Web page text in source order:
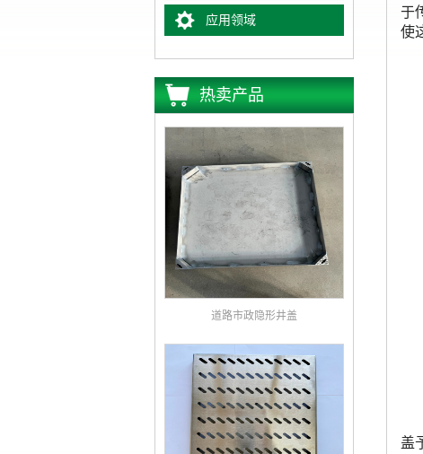
应用领域
热卖产品
道路市政隐形井盖
于
使
盖